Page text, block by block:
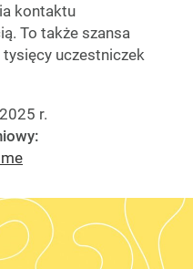
kontaktu
To także szansa
uczestniczek
r.